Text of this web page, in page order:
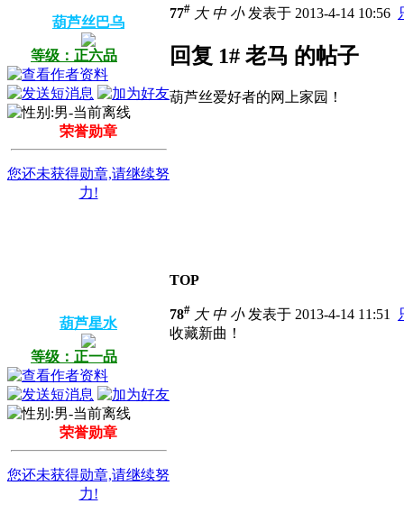
葫芦丝巴乌
等级：正六品
荣誉勋章
您还未获得勋章,请继续努
力!
77# 大 中 小发表于 2013-4-14 10:56
回复 1# 老马 的帖子
葫芦丝爱好者的网上家园！
TOP
葫芦星水
等级：正一品
荣誉勋章
您还未获得勋章,请继续努
力!
78# 大 中 小发表于 2013-4-14 11:51
收藏新曲！